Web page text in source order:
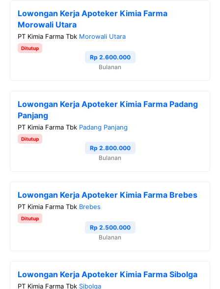
Lowongan Kerja Apoteker Kimia Farma
Morowali Utara
PT Kimia Farma Tbk Morowali Utara
Ditutup
Rp 2.600.000
Bulanan
Lowongan Kerja Apoteker Kimia Farma Padang
Panjang
PT Kimia Farma Tbk Padang Panjang
Ditutup
Rp 2.800.000
Bulanan
Lowongan Kerja Apoteker Kimia Farma Brebes
PT Kimia Farma Tbk Brebes
Ditutup
Rp 2.500.000
Bulanan
Lowongan Kerja Apoteker Kimia Farma Sibolga
PT Kimia Farma Tbk Sibolga